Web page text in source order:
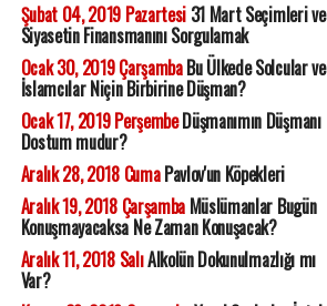
Şubat 04, 2019 Pazartesi31 Mart Seçimleri ve
Siyasetin Finansmanını Sorgulamak
Ocak 30, 2019 ÇarşambaBu Ülkede Solcular ve
İslamcılar Niçin Birbirine Düşman?
Ocak 17, 2019 PerşembeDüşmanımın Düşmanı
Dostum mudur?
Aralık 28, 2018 CumaPavlov'un Köpekleri
Aralık 19, 2018 ÇarşambaMüslümanlar Bugün
Konuşmayacaksa Ne Zaman Konuşacak?
Aralık 11, 2018 SalıAlkolün Dokunulmazlığı mı
Var?